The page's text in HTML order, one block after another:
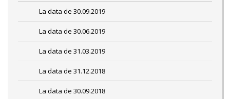
La data de 30.09.2019
La data de 30.06.2019
La data de 31.03.2019
La data de 31.12.2018
La data de 30.09.2018